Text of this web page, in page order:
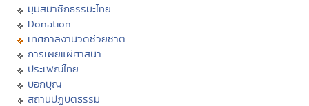
มุมสมาชิกธรรมะไทย
Donation
เทศกาลงานวัดช่วยชาติ
การเผยแผ่ศาสนา
ประเพณีไทย
บอกบุญ
สถานปฏิบัติธรรม